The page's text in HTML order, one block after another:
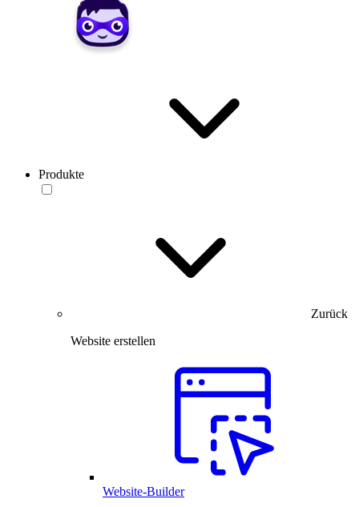
Produkte
Zurück
Website erstellen
Website-Builder